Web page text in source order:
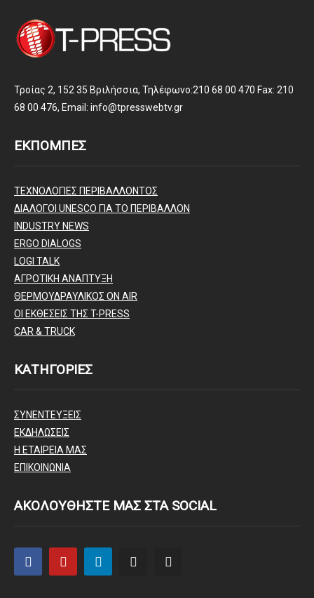
Τροίας 2, 152 35 Βριλήσσια, Τηλέφωνο:210 68 00 470 Fax: 210
68 00 476, Email: info@tpresswebtv.gr
ΕΚΠΟΜΠΕΣ
ΤΕΧΝΟΛΟΓΙΕΣ ΠΕΡΙΒΑΛΛΟΝΤΟΣ
ΔΙΑΛΟΓΟΙ UNESCO ΓΙΑ ΤΟ ΠΕΡΙΒΑΛΛΟΝ
INDUSTRY NEWS
ERGO DIALOGS
LOGI TALK
ΑΓΡΟΤΙΚΗ ΑΝΑΠΤΥΞΗ
ΘΕΡΜΟΥΔΡΑΥΛΙΚΟΣ ΟΝ AIR
ΟΙ ΕΚΘΕΣΕΙΣ ΤΗΣ T-PRESS
CAR & TRUCK
ΚΑΤΗΓΟΡΙΕΣ
ΣΥΝΕΝΤΕΥΞΕΙΣ
ΕΚΔΗΛΩΣΕΙΣ
Η ΕΤΑΙΡΕΙΑ ΜΑΣ
ΕΠΙΚΟΙΝΩΝΙΑ
ΑΚΟΛΟΥΘΗΣΤΕ ΜΑΣ ΣΤΑ SOCIAL